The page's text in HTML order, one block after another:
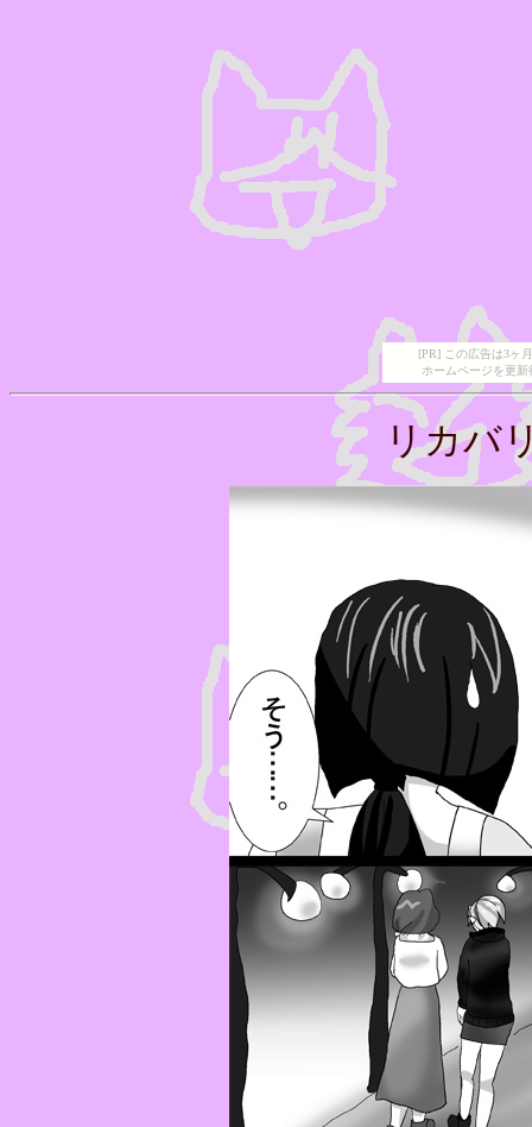
[PR] この広告は3ヶ
ホームページを更
リカバ